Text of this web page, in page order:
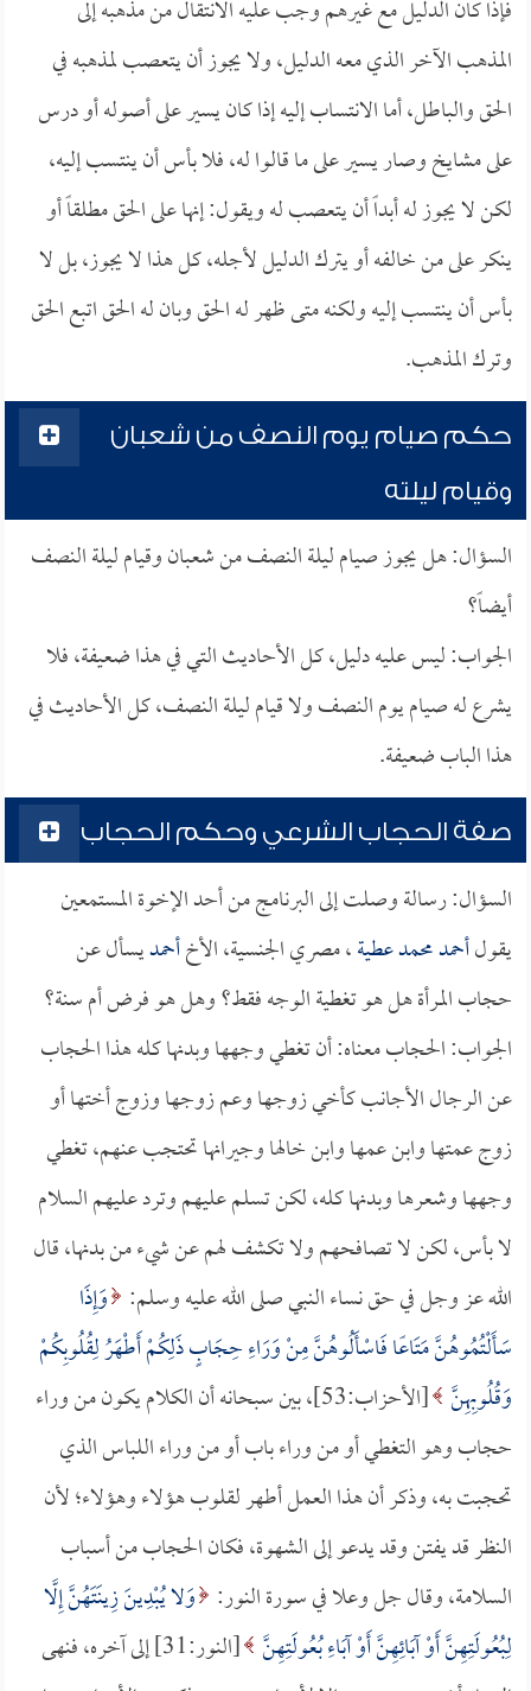
فإذا كان الدليل مع غيرهم وجب عليه الانتقال من مذهبه إلى
المذهب الآخر الذي معه الدليل، ولا يجوز أن يتعصب لمذهبه في
الحق والباطل، أما الانتساب إليه إذا كان يسير على أصوله أو درس
على مشايخ وصار يسير على ما قالوا له، فلا بأس أن ينتسب إليه،
لكن لا يجوز له أبداً أن يتعصب له ويقول: إنها على الحق مطلقاً أو
ينكر على من خالفه أو يترك الدليل لأجله، كل هذا لا يجوز، بل لا
بأس أن ينتسب إليه ولكنه متى ظهر له الحق وبان له الحق اتبع الحق
وترك المذهب.
حكم صيام يوم النصف من شعبان
وقيام ليلته
السؤال: هل يجوز صيام ليلة النصف من شعبان وقيام ليلة النصف
أيضاً؟
الجواب: ليس عليه دليل، كل الأحاديث التي في هذا ضعيفة، فلا
يشرع له صيام يوم النصف ولا قيام ليلة النصف، كل الأحاديث في
هذا الباب ضعيفة.
صفة الحجاب الشرعي وحكم الحجاب
السؤال: رسالة وصلت إلى البرنامج من أحد الإخوة المستمعين
يقولأحمد محمد عطية، مصري الجنسية، الأخأحمديسأل عن
حجاب المرأة هل هو تغطية الوجه فقط؟ وهل هو فرض أم سنة؟
الجواب: الحجاب معناه: أن تغطي وجهها وبدنها كله هذا الحجاب
عن الرجال الأجانب كأخي زوجها وعم زوجها وزوج أختها أو
زوج عمتها وابن عمها وابن خالها وجيرانها تحتجب عنهم، تغطي
وجهها وشعرها وبدنها كله، لكن تسلم عليهم وترد عليهم السلام
لا بأس، لكن لا تصافحهم ولا تكشف لهم عن شيء من بدنها، قال
الله عز وجل في حق نساء النبي صلى الله عليه وسلم: وَإِذَا
سَأَلْتُمُوهُنَّ مَتَاعًا فَاسْأَلُوهُنَّ مِنْ وَرَاءِ حِجَابٍ ذَلِكُمْ أَطْهَرُ لِقُلُوبِكُمْ
وَقُلُوبِهِنَّ
[الأحزاب:53]، بين سبحانه أن الكلام يكون من وراء
حجاب وهو التغطي أو من وراء باب أو من وراء اللباس الذي
تحجبت به، وذكر أن هذا العمل أطهر لقلوب هؤلاء وهؤلاء؛ لأن
النظر قد يفتن وقد يدعو إلى الشهوة، فكان الحجاب من أسباب
السلامة، وقال جل وعلا في سورة النور: وَلا يُبْدِينَ زِينَتَهُنَّ إِلَّا
لِبُعُولَتِهِنَّ أَوْ آبَائِهِنَّ أَوْ آبَاءِ بُعُولَتِهِنَّ
[النور:31] إلى آخره، فنهى